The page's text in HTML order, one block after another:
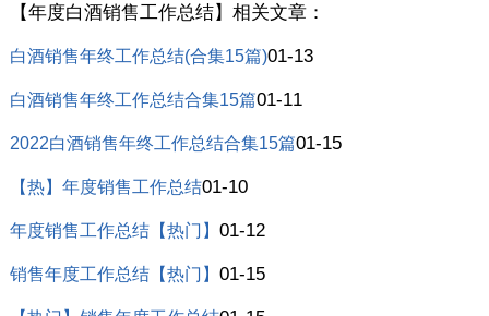
【年度白酒销售工作总结】相关文章：
白酒销售年终工作总结(合集15篇)01-13
白酒销售年终工作总结合集15篇01-11
2022白酒销售年终工作总结合集15篇01-15
【热】年度销售工作总结01-10
年度销售工作总结【热门】 01-12
销售年度工作总结【热门】 01-15